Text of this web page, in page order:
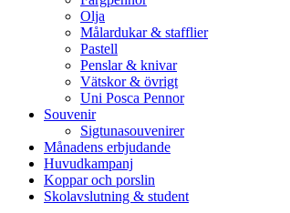
Olja
Målardukar & stafflier
Pastell
Penslar & knivar
Vätskor & övrigt
Uni Posca Pennor
Souvenir
Sigtunasouvenirer
Månadens erbjudande
Huvudkampanj
Koppar och porslin
Skolavslutning & student